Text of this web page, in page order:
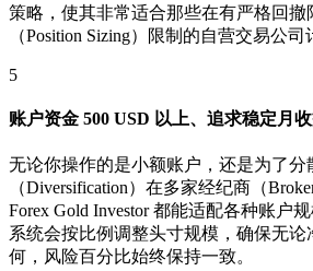
策略，使其非常适合那些在有严格回撤
（Position Sizing）限制的自营交易公
5
账户资金 500 USD 以上、追求稳定月
无论你操作的是小额账户，还是为了分
（Diversification）在多家经纪商（
Forex Gold Investor 都能适配各种账户
系统会按比例调整头寸规模，确保无论
何，风险百分比始终保持一致。